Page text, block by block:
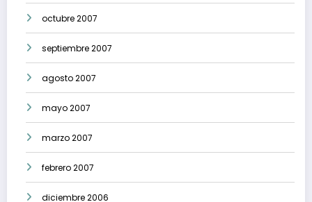
octubre 2007
septiembre 2007
agosto 2007
mayo 2007
marzo 2007
febrero 2007
diciembre 2006